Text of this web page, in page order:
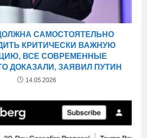
САМОСТОЯТЕЛЬНО
КРИТИЧЕСКИ ВАЖНУЮ
ВСЕ СОВРЕМЕННЫЕ
ДОКАЗАЛИ, ЗАЯВИЛ ПУТИН
14.05.2026